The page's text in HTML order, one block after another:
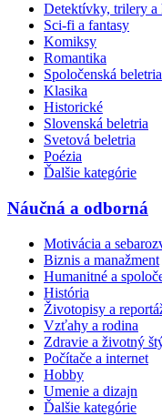
Detektívky, trilery a
Sci-fi a fantasy
Komiksy
Romantika
Spoločenská beletria
Klasika
Historické
Slovenská beletria
Svetová beletria
Poézia
Ďalšie kategórie
Náučná a odborná
Motivácia a
Biznis a manažment
Humanitné a
História
Životopisy a
Vzťahy a rodina
Zdravie a životný
Počítače a internet
Hobby
Umenie a dizajn
Ďalšie kategórie